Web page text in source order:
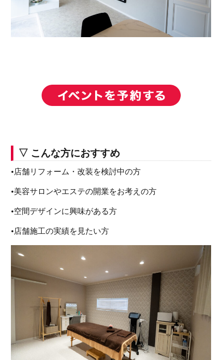
▽ こんな方におすすめ
•店舗リフォーム・改装を検討中の方
•美容サロンやエステの開業をお考えの方
•空間デザインに興味がある方
•店舗施工の実績を見たい方